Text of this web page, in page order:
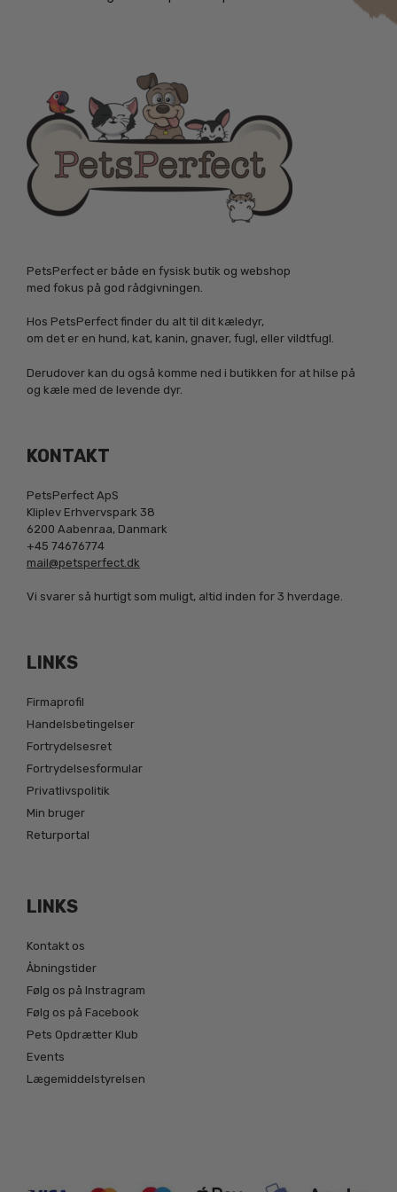
PetsPerfect er både en fysisk butik og webshop
med fokus på god rådgivningen.
Hos PetsPerfect finder du alt til dit kæledyr,
om det er en hund, kat, kanin, gnaver, fugl, eller vildtfugl.
Derudover kan du også komme ned i butikken for at hilse på
og kæle med de levende dyr.
KONTAKT
PetsPerfect ApS
Kliplev Erhvervspark 38
6200 Aabenraa, Danmark
+45 74676774
mail@petsperfect.dk
Vi svarer så hurtigt som muligt, altid inden for 3 hverdage.
LINKS
Firmaprofil
Handelsbetingelser
Fortrydelsesret
Fortrydelsesformular
Privatlivspolitik
Min bruger
Returportal
LINKS
Kontakt os
Åbningstider
Følg os på Instragram
Følg os på Facebook
Pets Opdrætter Klub
Events
Lægemiddelstyrelsen